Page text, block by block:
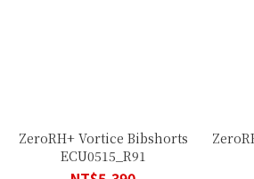
ZeroRH+ Vortice Bibshorts
ECU0515_R91